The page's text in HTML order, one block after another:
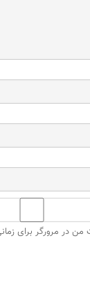
من در مرورگر برای